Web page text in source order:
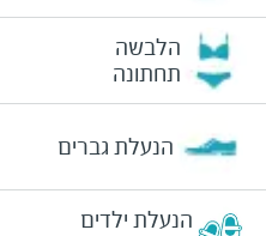
הלבשה
תחתונה
הנעלת גברים
הנעלת ילדים